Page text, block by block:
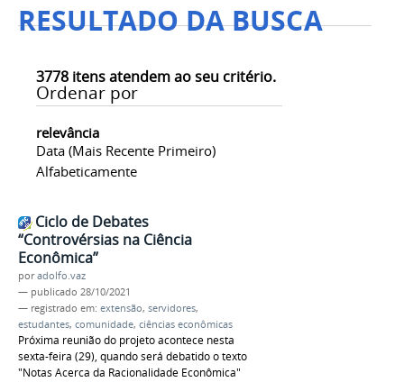
RESULTADO DA BUSCA
3778 itens atendem ao seu critério.
Ordenar por
relevância
Data (mais Recente Primeiro)
Alfabeticamente
Ciclo de Debates
“Controvérsias na Ciência
Econômica”
poradolfo.vaz
— publicado 28/10/2021
— registrado em: extensão, servidores,
estudantes, comunidade, ciências econômicas
Próxima reunião do projeto acontece nesta
sexta-feira (29), quando será debatido o texto
"Notas Acerca da Racionalidade Econômica"